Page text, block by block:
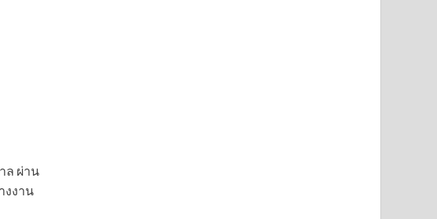
ล ผ่าน
งงาน